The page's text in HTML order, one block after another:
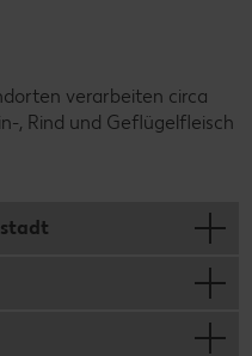
verarbeiten circa
, Rind und Geflügelfleisch